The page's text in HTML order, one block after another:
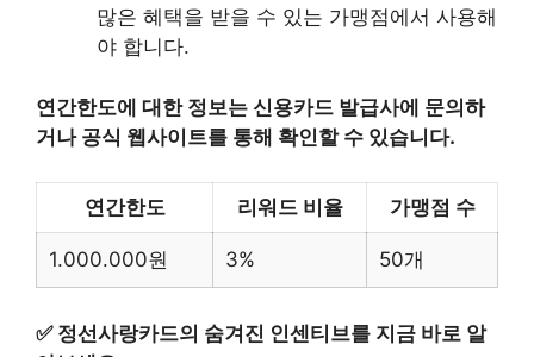
많은 혜택을 받을 수 있는 가맹점에서 사용해
야 합니다.
연간한도에 대한 정보는 신용카드 발급사에 문의하
거나 공식 웹사이트를 통해 확인할 수 있습니다.
연간한도 리워드 비율 가맹점 수
1.000.000원 3% 50개
✅ 정선사랑카드의 숨겨진 인센티브를 지금 바로 알